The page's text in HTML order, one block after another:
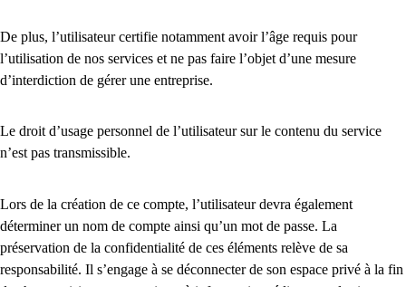
De plus, l’utilisateur certifie notamment avoir l’âge requis pour
l’utilisation de nos services et ne pas faire l’objet d’une mesure
d’interdiction de gérer une entreprise.
Le droit d’usage personnel de l’utilisateur sur le contenu du service
n’est pas transmissible.
Lors de la création de ce compte, l’utilisateur devra également
déterminer un nom de compte ainsi qu’un mot de passe. La
préservation de la confidentialité de ces éléments relève de sa
responsabilité. Il s’engage à se déconnecter de son espace privé à la fin